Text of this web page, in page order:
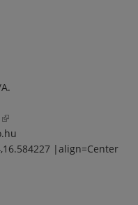
(külső hivatkozás)
|align=Center